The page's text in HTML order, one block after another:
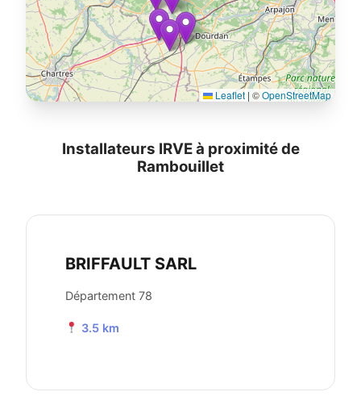
Leaflet | ©OpenStreetMap
Installateurs IRVE à proximité de
Rambouillet
BRIFFAULT SARL
Département 78
3.5 km